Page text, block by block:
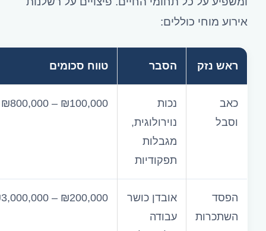
אירוע מוחי כוללים:
ראש נזק הסבר טווח סכומים
כאב
וסבל
נכות
נוירולוגית,
מגבלות
תפקודיות
₪800,000 – ₪100,000
הפסד
השתכרות
אובדן כושר
עבודה
– ₪200,000